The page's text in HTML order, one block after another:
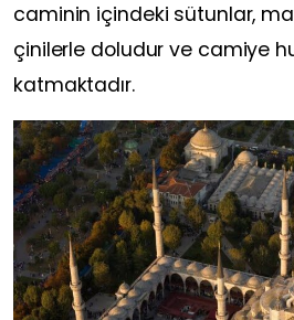
caminin içindeki sütunlar,
çinilerle doludur ve camiye
katmaktadır.